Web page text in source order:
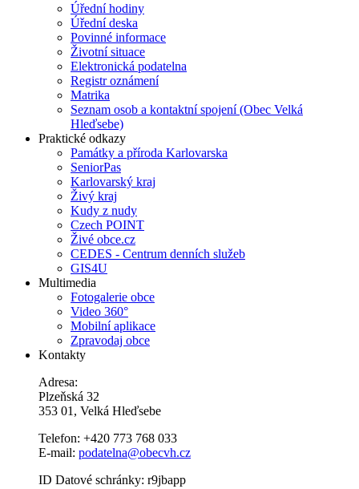
Úřední hodiny
Úřední deska
Povinné informace
Životní situace
Elektronická podatelna
Registr oznámení
Matrika
Seznam osob a kontaktní spojení (Obec Velká
Hleďsebe)
Praktické odkazy
Památky a příroda Karlovarska
SeniorPas
Karlovarský kraj
Živý kraj
Kudy z nudy
Czech POINT
Živé obce.cz
CEDES - Centrum denních služeb
GIS4U
Multimedia
Fotogalerie obce
Video 360°
Mobilní aplikace
Zpravodaj obce
Kontakty
Adresa:
Plzeňská 32
353 01, Velká Hleďsebe
Telefon: +420 773 768 033
E-mail: podatelna@obecvh.cz
ID Datové schránky: r9jbapp